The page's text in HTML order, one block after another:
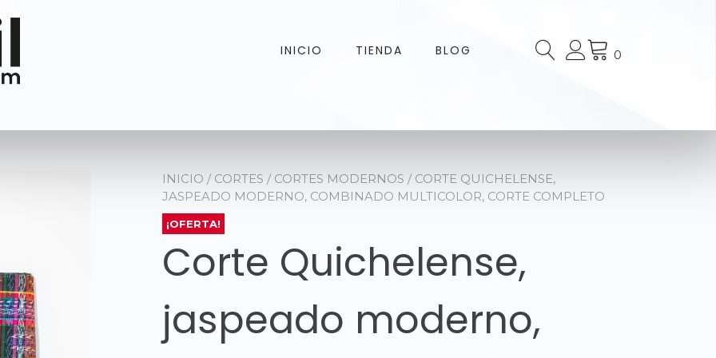
INICIO TIENDA BLOG 0
INICIO / CORTES / CORTES MODERNOS / CORTE QUICHELENSE,
JASPEADO MODERNO, COMBINADO MULTICOLOR, CORTE COMPLETO
¡OFERTA!
Corte Quichelense,
jaspeado moderno,